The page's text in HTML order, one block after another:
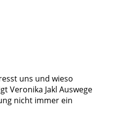
uns und wieso
Veronika Jakl Auswege
nicht immer ein